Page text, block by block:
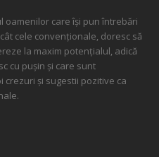
oamenilor care își pun întrebări
cele convenționale, doresc să
la maxim potențialul, adică
cu pușin și care sunt
crezuri și sugestii pozitive ca